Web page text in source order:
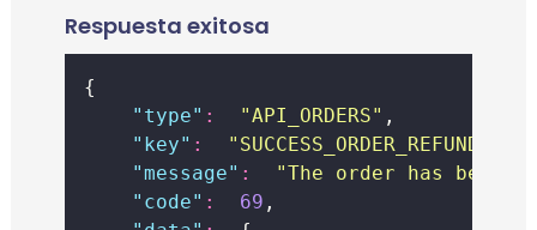
Respuesta exitosa
{
" type" : "API_ORDERS" ,
" key" : " SUCCESS_ORDER_REFUND
"message" : "The order has been
" code" : 69 ,